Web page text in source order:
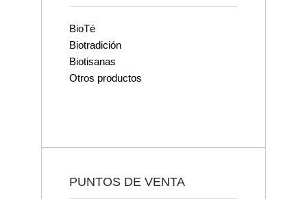
BioTé
Biotradición
Biotisanas
Otros productos
PUNTOS DE VENTA